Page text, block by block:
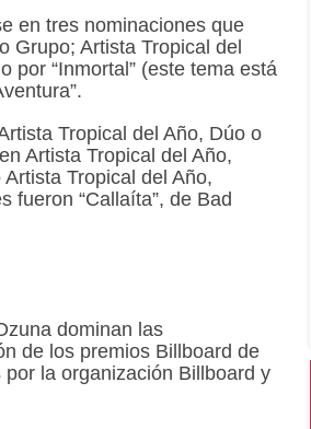
en tres nominaciones que
Grupo; Artista Tropical del
por “Inmortal” (este tema está
Tropical del Año, Dúo o
Artista Tropical del Año,
Tropical del Año,
fueron “Callaíta”, de Bad
dominan las
de los premios Billboard de
la organización Billboard y